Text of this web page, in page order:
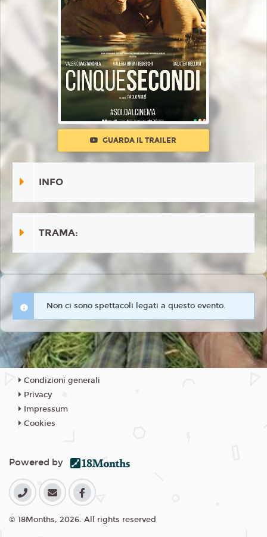
GUARDA IL TRAILER
INFO
TRAMA:
Non ci sono spettacoli legati a questo evento.
Condizioni generali
Privacy
Impressum
Cookies
Powered by
© 18Months, 2026. All rights reserved